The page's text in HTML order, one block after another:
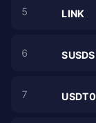
5 LINK
6 SUSDS
7 USDT0